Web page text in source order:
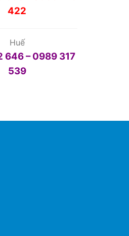
422
Huế
646 – 0989 317
539